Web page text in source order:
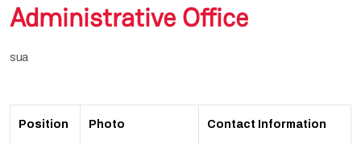
Administrative Office
sua
Position Photo Contact Information